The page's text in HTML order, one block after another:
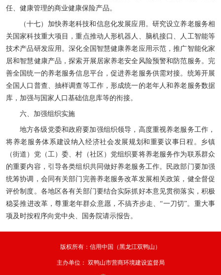
任、健康管理的商业健康保险产品。
（十七）加快养老科技和信息化发展应用。研究设立养老服务相
关国家科技重大项目，重点推动人形机器人、脑机接口、人工智能等
技术产品研发应用。深化全国智慧健康养老应用示范，推广智能化家
居和智慧健康产品，探索开展居家养老安全风险预警和防范服务。完
善全国统一的养老服务信息平台，促进养老服务供需对接。统筹开展
全国人口普查、抽样调查等工作，形成统一的老年人和养老服务数据
库，加强与国家人口基础信息库等的衔接。
六、加强组织实施
地方各级党委和政府要加强组织领导，高度重视养老服务工作，
将养老服务体系建设纳入经济社会发展规划和重要议事日程。乡镇
（街道）党（工）委、村（社区）党组织要将养老服务作为联系群众
的重要内容，引导各类组织共同做好养老服务工作。民政部门要加强
统筹协调，会同有关部门完善养老服务改革发展相关政策，健全督促
评价制度。各地区各有关部门要结合实际抓好本意见贯彻落实，积极
稳妥推进改革，尊重老年群众意愿，不搞齐步走、“一刀切”。重大事
项及时按程序向党中央、国务院请示报告。
版权所有：信用中国（黑龙江双鸭山）
主办单位： 双鸭山市营商环境建设监督局